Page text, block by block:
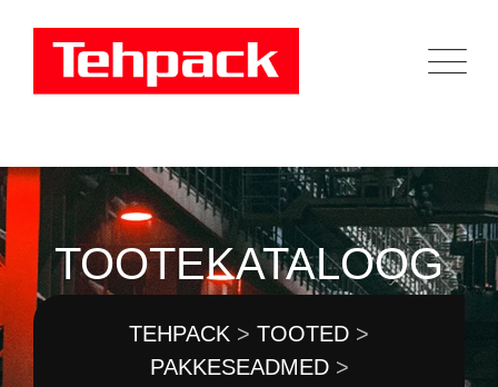
TOOTEKATALOOG
TEHPACK > TOOTED >
PAKKESEADMED>